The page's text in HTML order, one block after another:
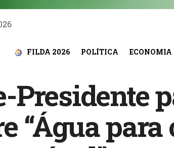
FILDA 2026 POLÍTICA ECONOMIA
Presidente
“Água